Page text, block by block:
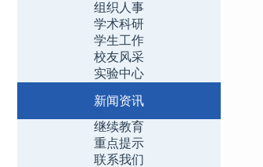
组织人事
学术科研
学生工作
校友风采
实验中心
新闻资讯
继续教育
重点提示
联系我们